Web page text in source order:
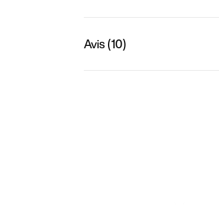
Avis (10)